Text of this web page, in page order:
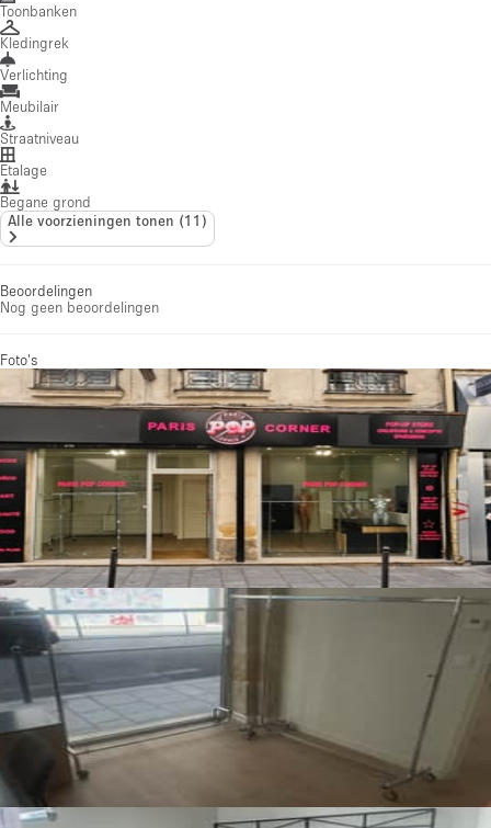
Toonbanken
Kledingrek
Verlichting
Meubilair
Straatniveau
Etalage
Begane grond
Alle voorzieningen tonen (11)
Beoordelingen
Nog geen beoordelingen
Foto's